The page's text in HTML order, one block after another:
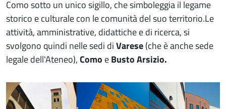
Como sotto un unico sigillo, che simboleggia il legame
storico e culturale con le comunità del suo territorio.Le
attività, amministrative, didattiche e di ricerca, si
svolgono quindi nelle sedi diVarese(che è anche sede
legale dell'Ateneo),Como eBusto Arsizio.
Immagine